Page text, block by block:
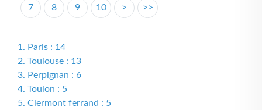
7 8 9 10 > >>
1. Paris : 14
2. Toulouse : 13
3. Perpignan : 6
4. Toulon : 5
5. Clermont ferrand : 5